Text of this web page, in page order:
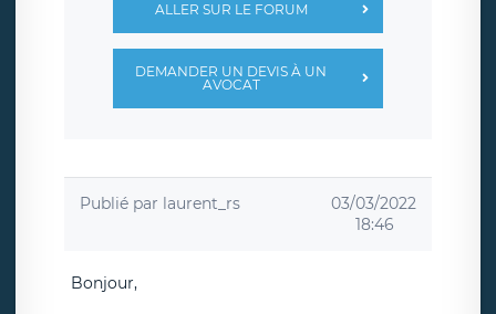
ALLER SUR LE FORUM
DEMANDER UN DEVIS À UN
AVOCAT
Publié par laurent_rs
03/03/2022
18:46
Bonjour,